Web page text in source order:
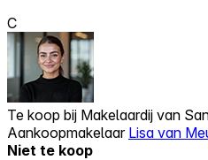
C
Te koop bij Makelaardij van
Aankoopmakelaar Lisa van
Niet te koop